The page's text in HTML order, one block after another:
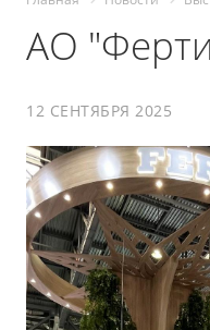
АО
12 СЕНТЯБРЯ 2025